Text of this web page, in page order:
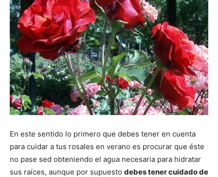
En este sentido lo primero que debes tener en cuenta
para cuidar a tus rosales en verano es procurar que éste
no pase sed obteniendo el agua necesaria para hidratar
sus raíces, aunque por supuesto debes tener cuidado de